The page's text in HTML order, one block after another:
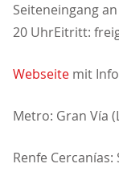
Seiteneingang
20 UhrEitritt:
Webseite mit
Metro: Gran Vía
Renfe Cercanías: